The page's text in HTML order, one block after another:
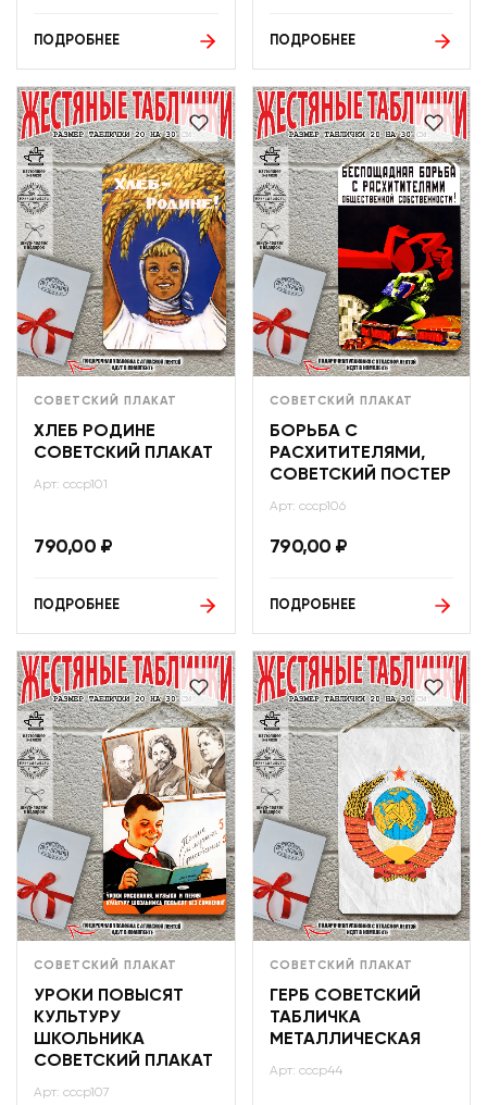
ПОДРОБНЕЕ ПОДРОБНЕЕ
СОВЕТСКИЙ ПЛАКАТ
ХЛЕБ РОДИНЕ
СОВЕТСКИЙ ПЛАКАТ
Арт: ссср101
790,00 ₽
ПОДРОБНЕЕ
СОВЕТСКИЙ ПЛАКАТ
БОРЬБА С
РАСХИТИТЕЛЯМИ,
СОВЕТСКИЙ ПОСТЕР
Арт: ссср106
790,00 ₽
ПОДРОБНЕЕ
СОВЕТСКИЙ ПЛАКАТ
УРОКИ ПОВЫСЯТ
КУЛЬТУРУ
ШКОЛЬНИКА
СОВЕТСКИЙ ПЛАКАТ
Арт: ссср107
СОВЕТСКИЙ ПЛАКАТ
ГЕРБ СОВЕТСКИЙ
ТАБЛИЧКА
МЕТАЛЛИЧЕСКАЯ
Арт: ссср44